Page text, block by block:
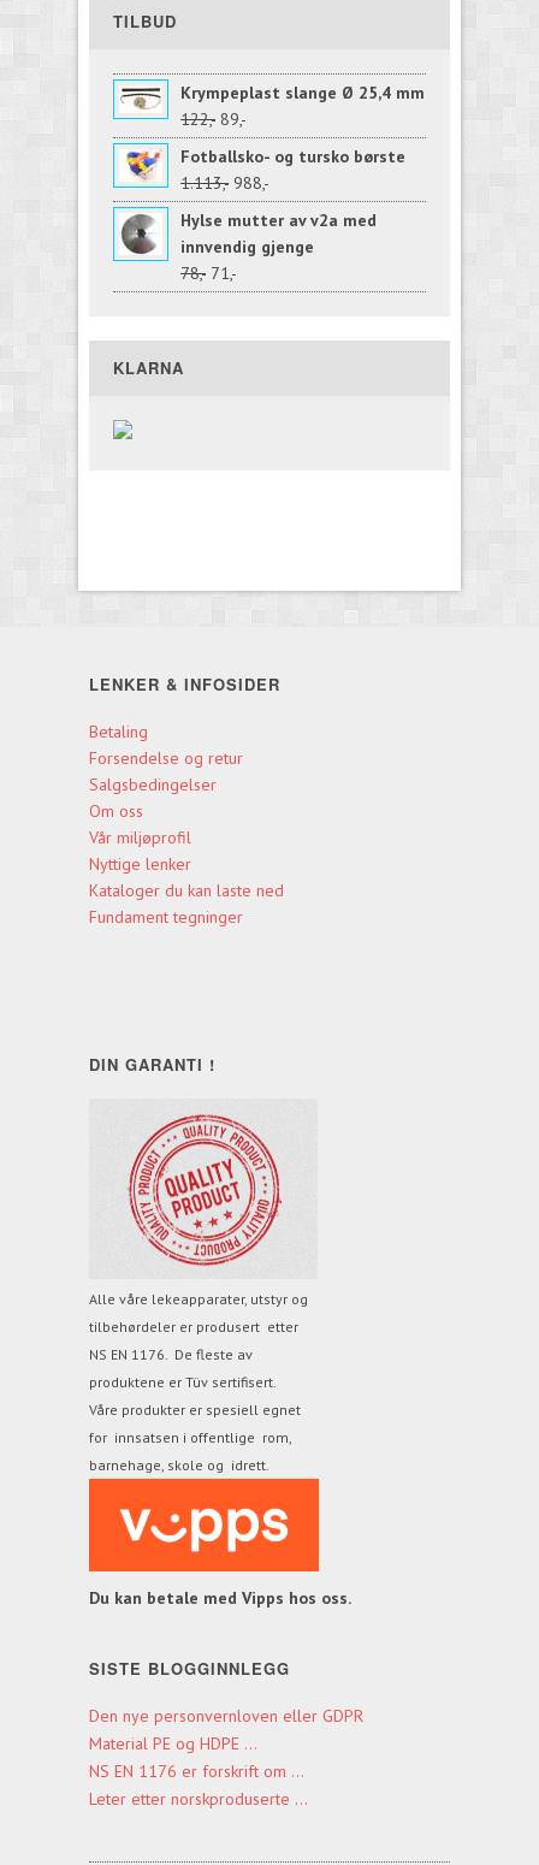
TILBUD
Krympeplast slange Ø 25,4 mm
122,- 89,-
Fotballsko- og tursko børste
1.113,- 988,-
Hylse mutter av v2a med
innvendig gjenge
78,- 71,-
KLARNA
LENKER & INFOSIDER
Betaling
Forsendelse og retur
Salgsbedingelser
Om oss
Vår miljøprofil
Nyttige lenker
Kataloger du kan laste ned
Fundament tegninger
DIN GARANTI !
Alle våre lekeapparater, utstyr og
tilbehørdeler er produsert etter
NS EN 1176. De fleste av
produktene er Tüv sertifisert.
Våre produkter er spesiell egnet
for innsatsen i offentlige rom,
barnehage, skole og idrett.
Du kan betale med Vipps hos oss.
SISTE BLOGGINNLEGG
Den nye personvernloven eller GDPR
Material PE og HDPE ...
NS EN 1176 er forskrift om ...
Leter etter norskproduserte ...